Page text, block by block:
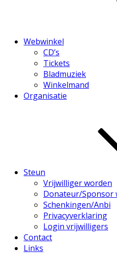
Webwinkel
CD’s
Tickets
Bladmuziek
Winkelmand
Organisatie
Steun
Vrijwilliger worden
Donateur/Sponsor
Schenkingen/Anbi
Privacyverklaring
Login vrijwilligers
Contact
Links